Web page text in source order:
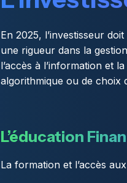
En 2025, l’investisseur
une rigueur dans la
l’accès à l’information et
algorithmique ou de choix
L’éducation
La formation et l’accès